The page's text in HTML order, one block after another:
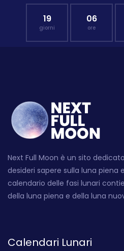
19
giorni
06
ore
Next Full Moon è un sito
desideri sapere sulla luna piena
calendario delle fasi lunari
della luna piena e della luna
Calendari Lunari